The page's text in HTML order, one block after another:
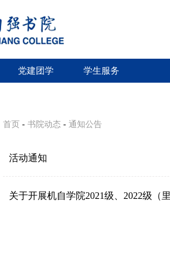
党建团学 学生服务
首页 - 书院动态 - 通知公告
活动通知
关于开展机自学院2021级、2022级（